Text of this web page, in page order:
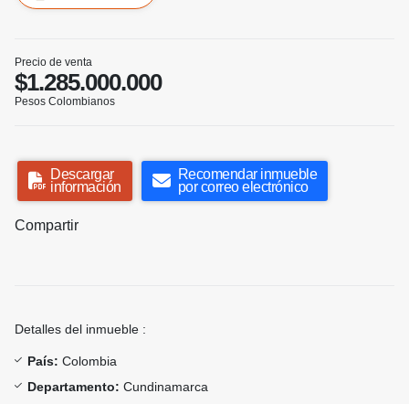
Precio de venta
$1.285.000.000
Pesos Colombianos
Descargar
información
Recomendar inmueble
por correo electrónico
Compartir
Detalles del inmueble :
País: Colombia
Departamento: Cundinamarca